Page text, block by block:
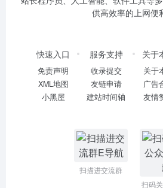
供高效率的上网便
快速入口
免责声明
XML地图
小黑屋
服务支持
收录提交
友链申请
建站时间轴
关于
关于
广告
友情
扫描进交流群
扫码